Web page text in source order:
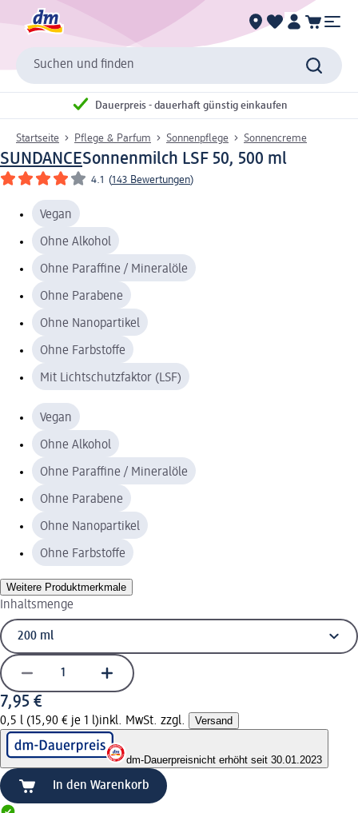
Suchen und finden
Dauerpreis - dauerhaft günstig einkaufen
Startseite Pflege & Parfum Sonnenpflege Sonnencreme
SUNDANCESonnenmilch LSF 50, 500 ml
4.1 (143 Bewertungen)
Vegan
Ohne Alkohol
Ohne Paraffine / Mineralöle
Ohne Parabene
Ohne Nanopartikel
Ohne Farbstoffe
Mit Lichtschutzfaktor (LSF)
Vegan
Ohne Alkohol
Ohne Paraffine / Mineralöle
Ohne Parabene
Ohne Nanopartikel
Ohne Farbstoffe
Weitere Produktmerkmale
Inhaltsmenge
7,95 €
0,5 l (15,90 € je 1 l)inkl. MwSt. zzgl. Versand
dm-Dauerpreisnicht erhöht seit 30.01.2023
In den Warenkorb